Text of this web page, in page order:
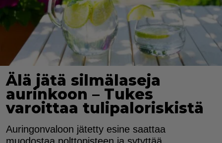
Älä jätä silmälaseja
aurinkoon – Tukes
varoittaa tulipaloriskistä
Auringonvaloon jätetty esine saattaa